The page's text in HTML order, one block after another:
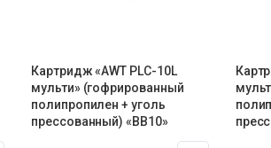
Картридж «AWT PLC-10L
мульти» (гофрированный
полипропилен + уголь
прессованный) «BB10»